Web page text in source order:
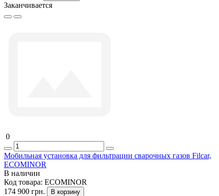
Заканчивается
0
Мобильная установка для фильтрации сварочных газов Filcar,
ECOMINOR
В наличии
Код товара: ECOMINOR
174 900 грн.
В корзину